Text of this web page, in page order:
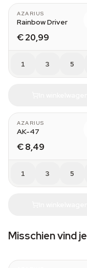
AZARIUS
Rainbow Driver
€ 20,99
1 3 5
AZARIUS
AK-47
€ 8,49
1 3 5
Misschien vind